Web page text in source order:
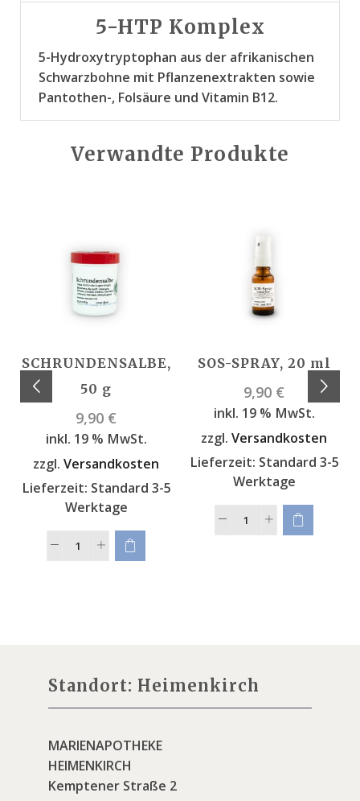
5-HTP Komplex
5-Hydroxytryptophan aus der afrikanischen
Schwarzbohne mit Pflanzenextrakten sowie
Pantothen-, Folsäure und Vitamin B12.
Verwandte Produkte
SCHRUNDENSALBE,
50 g
9,90 €
inkl. 19 % MwSt.
zzgl. Versandkosten
Lieferzeit: Standard 3-5
Werktage
SOS-SPRAY, 20 ml
9,90 €
inkl. 19 % MwSt.
zzgl. Versandkosten
Lieferzeit: Standard 3-5
Werktage
Standort: Heimenkirch
MARIENAPOTHEKE
HEIMENKIRCH
Kemptener Straße 2